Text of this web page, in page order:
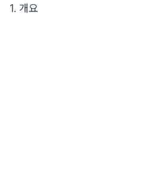
1. 개요